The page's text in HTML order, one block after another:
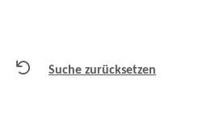
Suche zurücksetzen